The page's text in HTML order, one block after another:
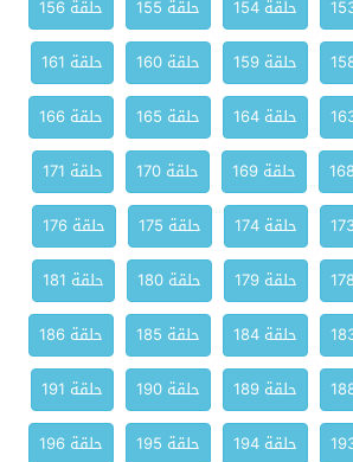
حلقة 154 حلقة 155
حلقة 156
حلقة 159 حلقة 160
حلقة 161
حلقة 164 حلقة 165
حلقة 166
حلقة 169 حلقة 170
حلقة 171
حلقة 174 حلقة 175
حلقة 176
حلقة 179 حلقة 180
حلقة 181
حلقة 184 حلقة 185
حلقة 186
حلقة 189 حلقة 190
حلقة 191
حلقة 194 حلقة 195
حلقة 196